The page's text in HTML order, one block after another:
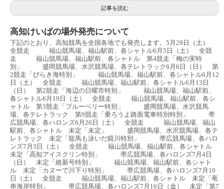
記事を読む
高知けいばの場外発売について
下記のとおり、高知競馬を全国各地でも発売します。5月29日（土）
全競走 福山競馬場、福山駅前、各シャトル6月5日（土） 全競
走 福山競馬場、福山駅前、各シャトル 第4競走「梅の実特
別」 盛岡競馬場、水沢競馬場、各テレトラック6月6日（日） 第
2競走「びらき海特別」 福山競馬場、福山駅前、各シャトル6月12
日（土） 全競走 福山競馬場、福山駅前、各シャトル6月13日
（日） 第2競走「海辺の日曜市特別」 福山競馬場、福山駅前、
各シャトル6月19日（土） 全競走 福山競馬場、福山駅前、各シ
ャトル 第3競走「ブルーベリー特別」 盛岡競馬場、水沢競馬
場、各テレトラック 第9競走「乗ろうよ路面電車特別特別」 帯
広競馬場、各ハロンズ6月26日（土） 全競走 福山競馬場、福山
駅前、各シャトル 未定「未定」 盛岡競馬場、水沢競馬場、各テ
レトラック 未定「龍馬も泳いだ鏡川特別」 帯広競馬場、各ハロ
ンズ7月3日（土） 全競走 福山競馬場、福山駅前、各シャトル
未定「高知アイスクリン特別」 帯広競馬場、各ハロンズ7月4日
（日） 未定「維新号特別」 福山競馬場、福山駅前、各シャト
ル 未定「カヌーで川下り特別」 帯広競馬場、各ハロンズ7月10
日（土） 全競走 福山競馬場、福山駅前、各シャトル 未定「竜
串海岸特別」 帯広競馬場、各ハロンズ7月16日（金） 未定「第7